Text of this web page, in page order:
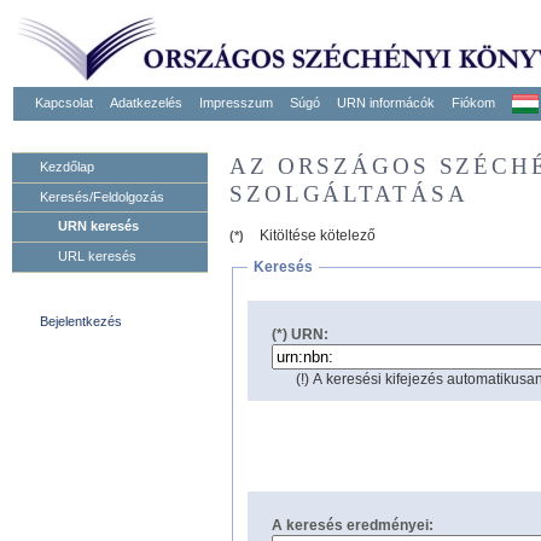
Kapcsolat Adatkezelés Impresszum Súgó URN informácók Fiókom
Kezdőlap
Keresés/Feldolgozás
URN keresés
URL keresés
Bejelentkezés
AZ ORSZÁGOS
SZOLGÁLTATÁSA
(*)
Kitöltése kötelező
Keresés
(*) URN:
(!) A keresési kifejezés
A keresés eredményei: